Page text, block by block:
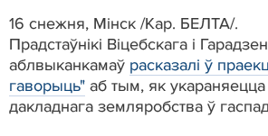
16 снежня, Мінск /Кар. БЕЛТА/.
Прадстаўнікі Віцебскага і
аблвыканкамаў расказалі ў
гаворыць" аб тым, як укараняецца
дакладнага земляробства ў